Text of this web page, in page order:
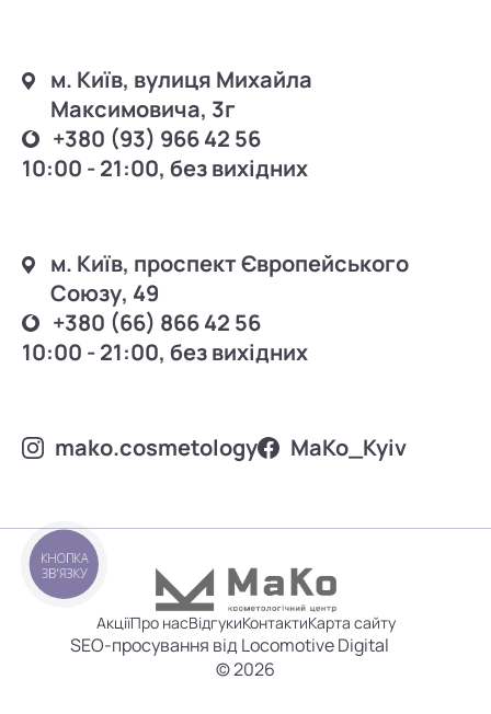
м. Київ, вулиця Михайла
Максимовича, 3г
+380 (93) 966 42 56
10:00 - 21:00, без вихідних
м. Київ, проспект Європейського
Союзу, 49
+380 (66) 866 42 56
10:00 - 21:00, без вихідних
mako.cosmetology MаKo_Kyiv
АкціїПро насВідгукиКонтактиКарта сайту
SEO-просування від Locomotive Digital
© 2026
КНОПКА
ЗВ'ЯЗКУ